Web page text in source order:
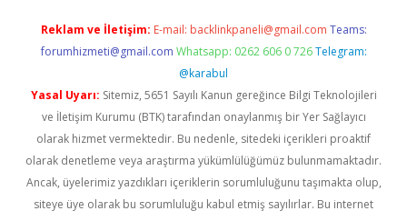
Reklam ve İletişim: E-mail: backlinkpaneli@gmail.com Teams:
forumhizmeti@gmail.com Whatsapp: 0262 606 0 726 Telegram:
@karabul
Yasal Uyarı: Sitemiz, 5651 Sayılı Kanun gereğince Bilgi Teknolojileri
ve İletişim Kurumu (BTK) tarafından onaylanmış bir Yer Sağlayıcı
olarak hizmet vermektedir. Bu nedenle, sitedeki içerikleri proaktif
olarak denetleme veya araştırma yükümlülüğümüz bulunmamaktadır.
Ancak, üyelerimiz yazdıkları içeriklerin sorumluluğunu taşımakta olup,
siteye üye olarak bu sorumluluğu kabul etmiş sayılırlar. Bu internet